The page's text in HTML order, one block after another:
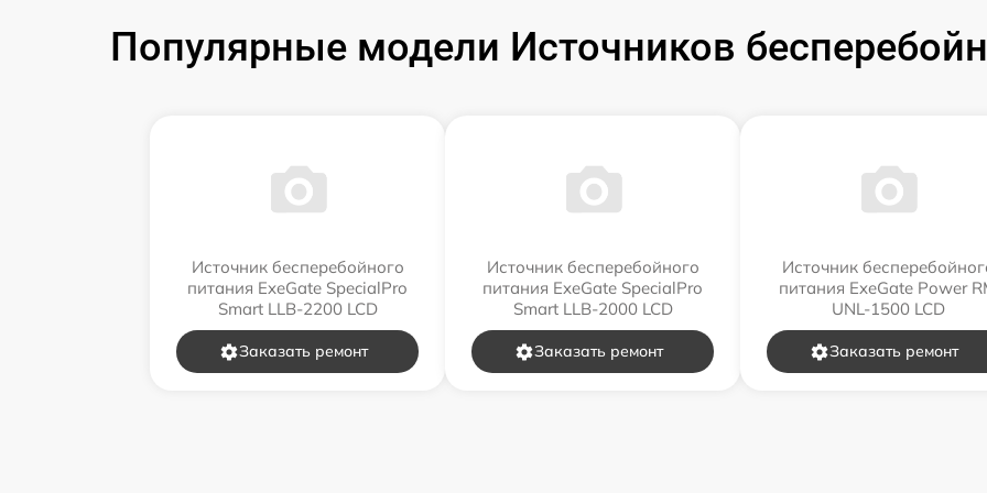
Популярные модели Источников
Источник бесперебойного
питания ExeGate SpecialPro
Smart LLB-2200 LCD
Заказать ремонт
Источник бесперебойного
питания ExeGate SpecialPro
Smart LLB-2000 LCD
Заказать ремонт
Источник
питания ExeGate Power
UNL-1500 LCD
Заказать ремонт